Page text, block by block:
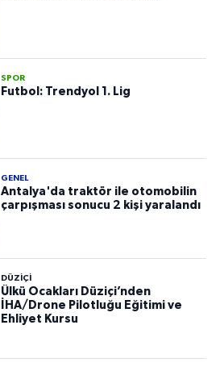
SPOR
Futbol: Trendyol 1. Lig
GENEL
Antalya'da traktör ile otomobilin
çarpışması sonucu 2 kişi yaralandı
DÜZIÇI
Ülkü Ocakları Düziçi’nden
İHA/Drone Pilotluğu Eğitimi ve
Ehliyet Kursu